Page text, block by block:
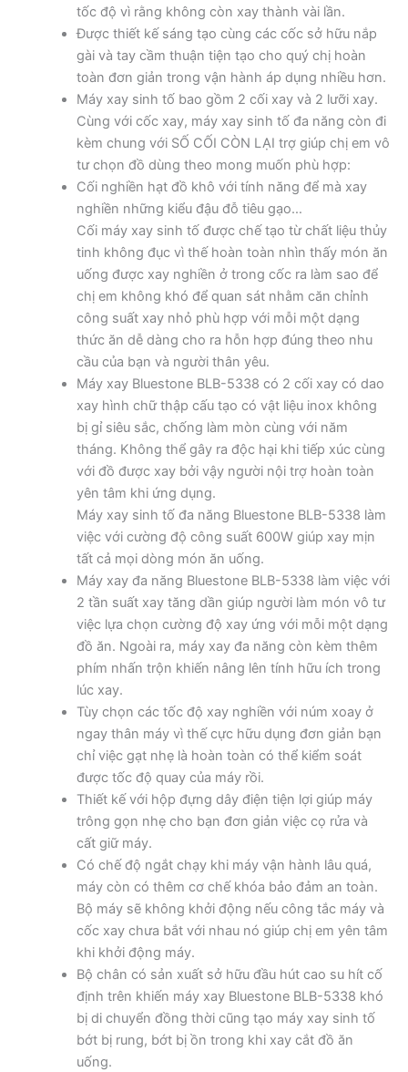
tốc độ vì rằng không còn xay thành vài lần.
Được thiết kế sáng tạo cùng các cốc sở hữu nắp
gài và tay cầm thuận tiện tạo cho quý chị hoàn
toàn đơn giản trong vận hành áp dụng nhiều hơn.
Máy xay sinh tố bao gồm 2 cối xay và 2 lưỡi xay.
Cùng với cốc xay, máy xay sinh tố đa năng còn đi
kèm chung với SỐ CỐI CÒN LẠI trợ giúp chị em vô
tư chọn đồ dùng theo mong muốn phù hợp:
Cối nghiền hạt đồ khô với tính năng để mà xay
nghiền những kiểu đậu đỗ tiêu gạo…
Cối máy xay sinh tố được chế tạo từ chất liệu thủy
tinh không đục vì thế hoàn toàn nhìn thấy món ăn
uống được xay nghiền ở trong cốc ra làm sao để
chị em không khó để quan sát nhằm căn chỉnh
công suất xay nhỏ phù hợp với mỗi một dạng
thức ăn dễ dàng cho ra hỗn hợp đúng theo nhu
cầu của bạn và người thân yêu.
Máy xay Bluestone BLB-5338 có 2 cối xay có dao
xay hình chữ thập cấu tạo có vật liệu inox không
bị gỉ siêu sắc, chống làm mòn cùng với năm
tháng. Không thể gây ra độc hại khi tiếp xúc cùng
với đồ được xay bởi vậy người nội trợ hoàn toàn
yên tâm khi ứng dụng.
Máy xay sinh tố đa năng Bluestone BLB-5338 làm
việc với cường độ công suất 600W giúp xay mịn
tất cả mọi dòng món ăn uống.
Máy xay đa năng Bluestone BLB-5338 làm việc với
2 tần suất xay tăng dần giúp người làm món vô tư
việc lựa chọn cường độ xay ứng với mỗi một dạng
đồ ăn. Ngoài ra, máy xay đa năng còn kèm thêm
phím nhấn trộn khiến nâng lên tính hữu ích trong
lúc xay.
Tùy chọn các tốc độ xay nghiền với núm xoay ở
ngay thân máy vì thế cực hữu dụng đơn giản bạn
chỉ việc gạt nhẹ là hoàn toàn có thể kiểm soát
được tốc độ quay của máy rồi.
Thiết kế với hộp đựng dây điện tiện lợi giúp máy
trông gọn nhẹ cho bạn đơn giản việc cọ rửa và
cất giữ máy.
Có chế độ ngắt chạy khi máy vận hành lâu quá,
máy còn có thêm cơ chế khóa bảo đảm an toàn.
Bộ máy sẽ không khởi động nếu công tắc máy và
cốc xay chưa bắt với nhau nó giúp chị em yên tâm
khi khởi động máy.
Bộ chân có sản xuất sở hữu đầu hút cao su hít cố
định trên khiến máy xay Bluestone BLB-5338 khó
bị di chuyển đồng thời cũng tạo máy xay sinh tố
bớt bị rung, bớt bị ồn trong khi xay cắt đồ ăn
uống.